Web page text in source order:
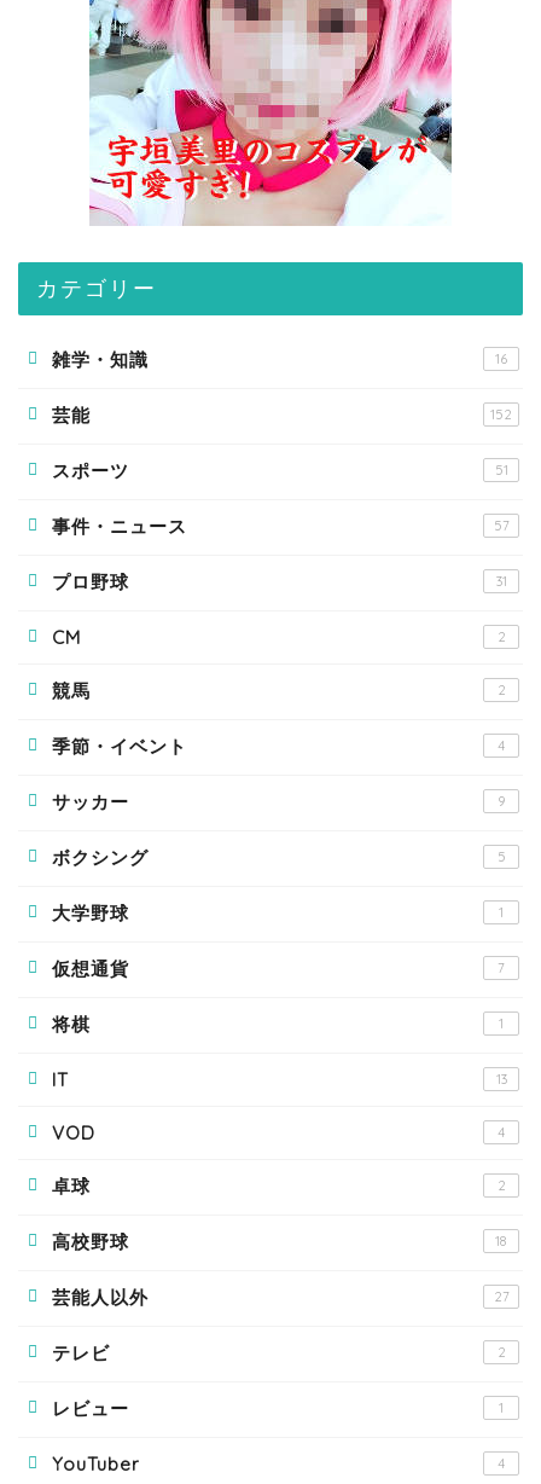
カテゴリー
雑学・知識 16
芸能 152
スポーツ 51
事件・ニュース 57
プロ野球 31
CM 2
競馬 2
季節・イベント 4
サッカー 9
ボクシング 5
大学野球 1
仮想通貨 7
将棋 1
IT 13
VOD 4
卓球 2
高校野球 18
芸能人以外 27
テレビ 2
レビュー 1
YouTuber 4